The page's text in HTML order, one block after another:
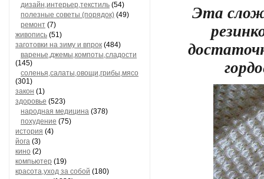
дизайн,интерьер,текстиль (54)
полезные советы (порядок) (49)
ремонт (7)
живопись (51)
заготовки на зиму и впрок (484)
варенье,джемы,компоты,сладости
(145)
соленья,салаты,овощи,грибы,мясо
(301)
закон (1)
здоровье (523)
народная медицина (378)
похудение (75)
история (4)
йога (3)
кино (2)
компьютер (19)
красота,уход за собой (180)
Эта